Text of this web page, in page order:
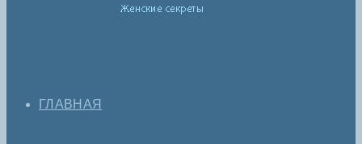
ГЛАВНАЯ